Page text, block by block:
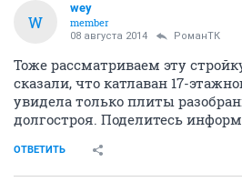
W
wey
member
08 августа 2014 РоманТК
Тоже рассматриваем эту
сказали, что катлаван 17-
увидела только плиты
долгостроя. Поделитесь
ОТВЕТИТЬ